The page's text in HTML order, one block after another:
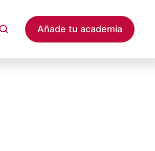
Añade tu academia